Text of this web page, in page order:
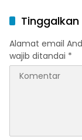
Alamat email
wajib ditandai *